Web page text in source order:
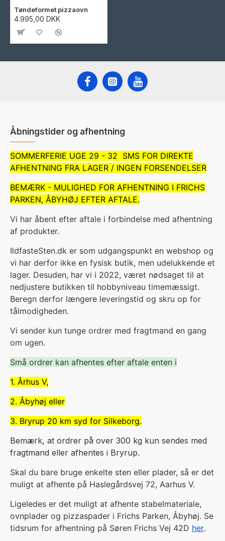
Tøndeformet pizzaovn
4.995,00 DKK
Åbningstider og afhentning
SOMMERFERIE UGE 29 - 32 SMS FOR DIREKTE
AFHENTNING FRA LAGER / INGEN FORSENDELSER
BEMÆRK - MULIGHED FOR AFHENTNING I FRICHS
PARKEN, ÅBYHØJ EFTER AFTALE.
Vi har åbent efter aftale i forbindelse med afhentning
af produkter.
IldfasteSten.dk er som udgangspunkt en webshop og
vi har derfor ikke en fysisk butik, men udelukkende et
lager. Desuden, har vi i 2022, været nødsaget til at
nedjustere butikken til hobbyniveau timemæssigt.
Beregn derfor længere leveringstid og skru op for
tålmodigheden.
Vi sender kun tunge ordrer med fragtmand en gang
om ugen.
Små ordrer kan afhentes efter aftale enten i
1. Århus V,
2. Åbyhøj eller
3. Bryrup 20 km syd for Silkeborg.
Bemærk, at ordrer på over 300 kg kun sendes med
fragtmand eller afhentes i Bryrup.
Skal du bare bruge enkelte sten eller plader, så er det
muligt at afhente på Haslegårdsvej 72, Aarhus V.
Ligeledes er det muligt at afhente stabelmateriale,
ovnplader og pizzaspader i Frichs Parken, Åbyhøj. Se
tidsrum for afhentning på Søren Frichs Vej 42D her.